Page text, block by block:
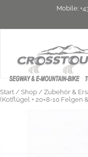
Mobile:
Start / Shop / Zubehör &
(Kotflügel + 20×8-10 Felgen